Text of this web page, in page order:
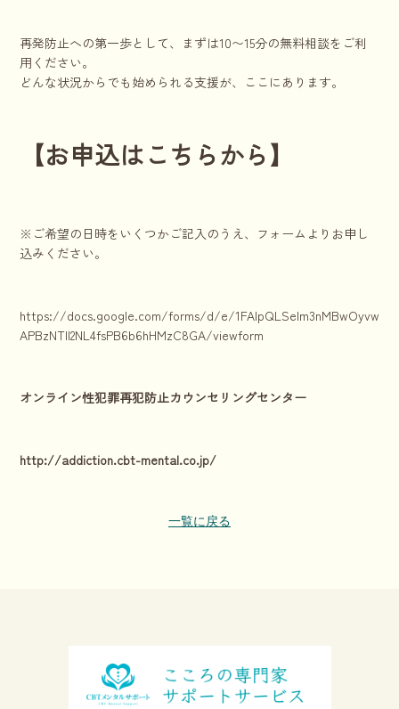
再発防止への第一歩として、まずは10〜15分の無料相談をご利
用ください。
どんな状況からでも始められる支援が、ここにあります。
【お申込はこちらから】
※ご希望の日時をいくつかご記入のうえ、フォームよりお申し
込みください。
https://docs.google.com/forms/d/e/
APBzNTll2NL4fsPB6b6hHMzC8GA/viewform
オンライン性犯罪再犯防止カウンセリングセンター
http://addiction.cbt-mental.co.jp/
一覧に戻る